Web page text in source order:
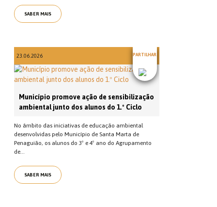
SABER MAIS
23.06.2026 PARTILHAR
Município promove ação de sensibilização
ambiental junto dos alunos do 1.º Ciclo
No âmbito das iniciativas de educação ambiental
desenvolvidas pelo Município de Santa Marta de
Penaguião, os alunos do 3º e 4º ano do Agrupamento
de...
SABER MAIS